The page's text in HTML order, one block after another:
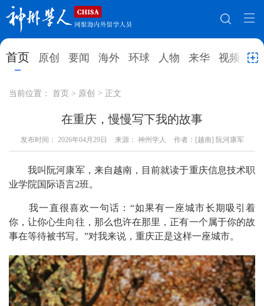
首页 原创 要闻 海外 环球 人物 来华 视频 教
网站地图
首页 原创
人物 来华
教育 就业创业 合作办学 直播访谈
留学 人才 学术 观点
综合
招聘信息 更多数据
当前位置： 首页 > 原创 > 正文
在重庆，慢慢写下我的故事
发布时间： 2026年04月29日 来源： 神州学人 作者：[越南] 阮河康军
我叫阮河康军，来自越南，目前就读于重庆信息技术职
业学院国际语言2班。
我一直很喜欢一句话：“如果有一座城市长期吸引着
你，让你心生向往，那么也许在那里，正有一个属于你的故
事在等待被书写。”对我来说，重庆正是这样一座城市。